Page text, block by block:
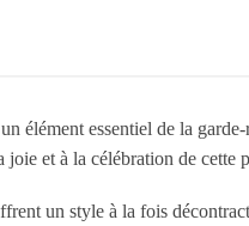
élément essentiel de la
et à la célébration de cette
un style à la fois